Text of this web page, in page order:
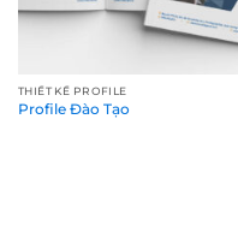
THIẾT KẾ PROFILE
Profile Đào Tạo